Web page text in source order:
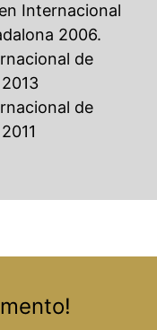
Internacional
2006.
de
de